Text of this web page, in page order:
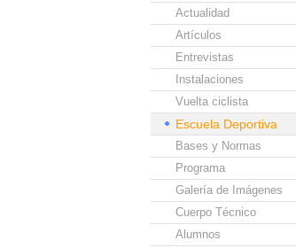
Actualidad
Artículos
Entrevistas
Instalaciones
Vuelta ciclista
Escuela Deportiva
Bases y Normas
Programa
Galería de Imágenes
Cuerpo Técnico
Alumnos